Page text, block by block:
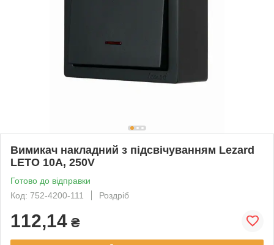
Вимикач накладний з підсвічуванням Lezard
LETO 10A, 250V
Готово до відправки
Код: 752-4200-111
Роздріб
112,14 ₴